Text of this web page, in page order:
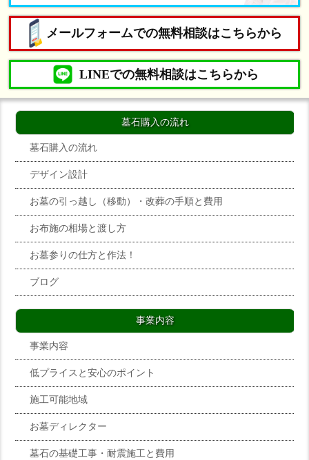
メールフォームでの無料相談はこちらから
LINEでの無料相談はこちらから
墓石購入の流れ
墓石購入の流れ
デザイン設計
お墓の引っ越し（移動）・改葬の手順と費用
お布施の相場と渡し方
お墓参りの仕方と作法！
ブログ
事業内容
事業内容
低プライスと安心のポイント
施工可能地域
お墓ディレクター
墓石の基礎工事・耐震施工と費用